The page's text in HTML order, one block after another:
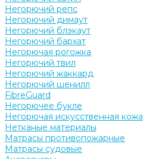
Негорючий репс
Негорючий димаут
Негорючий блэкаут
Негорючий бархат
Негорючая рогожка
Негорючий твил
Негорючий жаккард
Негорючий шенилл
FibreGuard
Негорючее букле
Негорючая искусственная кожа
Нетканые материалы
Матрасы противопожарные
Матрасы судовые